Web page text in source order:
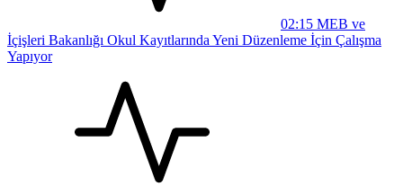
02:15 MEB ve
İçişleri Bakanlığı Okul Kayıtlarında Yeni Düzenleme İçin Çalışma
Yapıyor